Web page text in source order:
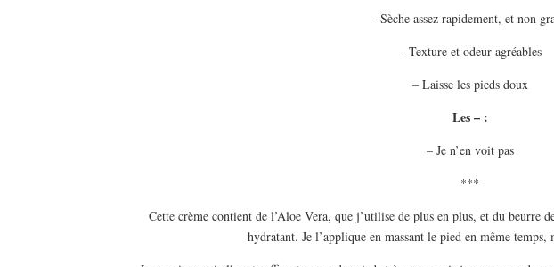
– Sèche assez rapidement, et non
– Texture et odeur agréables
– Laisse les pieds doux
Les – :
– Je n’en voit pas
***
Cette crème contient de l’Aloe Vera, que j’utilise de plus en plus, et du beurre
hydratant. Je l’applique en massant le pied en même